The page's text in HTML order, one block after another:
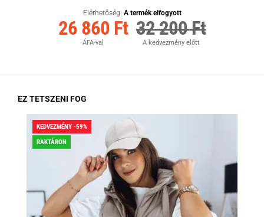
Elérhetőség: A termék elfogyott
26 860 Ft
ÁFA-val
32 200 Ft
A kedvezmény előtt
EZ TETSZENI FOG
KEDVEZMÉNY -59%
RAKTÁRON